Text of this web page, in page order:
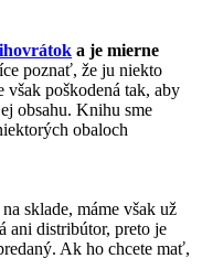
a je mierne
poznať, že ju niekto
poškodená tak, aby
obsahu. Knihu sme
obaloch
sklade, máme však už
ani distribútor, preto je
Ak ho chcete mať,